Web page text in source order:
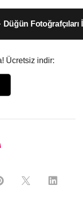
Düğün Fotoğrafçıları
Ücretsiz indir: